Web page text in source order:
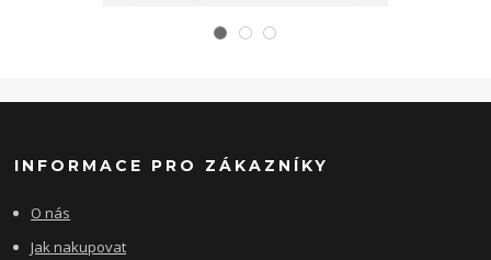
INFORMACE PRO ZÁKAZNÍKY
O nás
Jak nakupovat